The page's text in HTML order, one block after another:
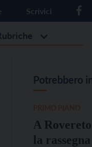
Scrivici
Potrebbero
A
la